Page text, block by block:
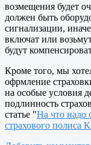
возмещения будет
должен быть
сигнализации,
включат или
будут
Кроме того, мы
офрмление
на особые условия
подлинность
статье "На что надо
страхового